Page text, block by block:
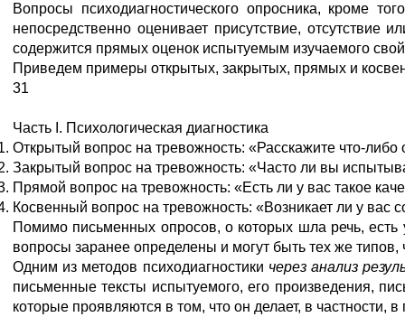
Вопросы психодиагностического опросника, кроме
непосредственно оценивает присутствие,
содержится прямых оценок испытуемым изучаемого
Приведем примеры открытых, закрытых, прямых и
31
Часть I. Психологическая диагностика
Открытый вопрос на тревожность: «Расскажите что-
Закрытый вопрос на тревожность: «Часто ли вы
Прямой вопрос на тревожность: «Есть ли у вас такое
Косвенный вопрос на тревожность: «Возникает ли у вас
Помимо письменных опросов, о которых шла речь,
вопросы заранее определены и могут быть тех же
Одним из методов психодиагностики через анализ
письменные тексты испытуемого, его произведения,
которые проявляются в том, что он делает, в частности,